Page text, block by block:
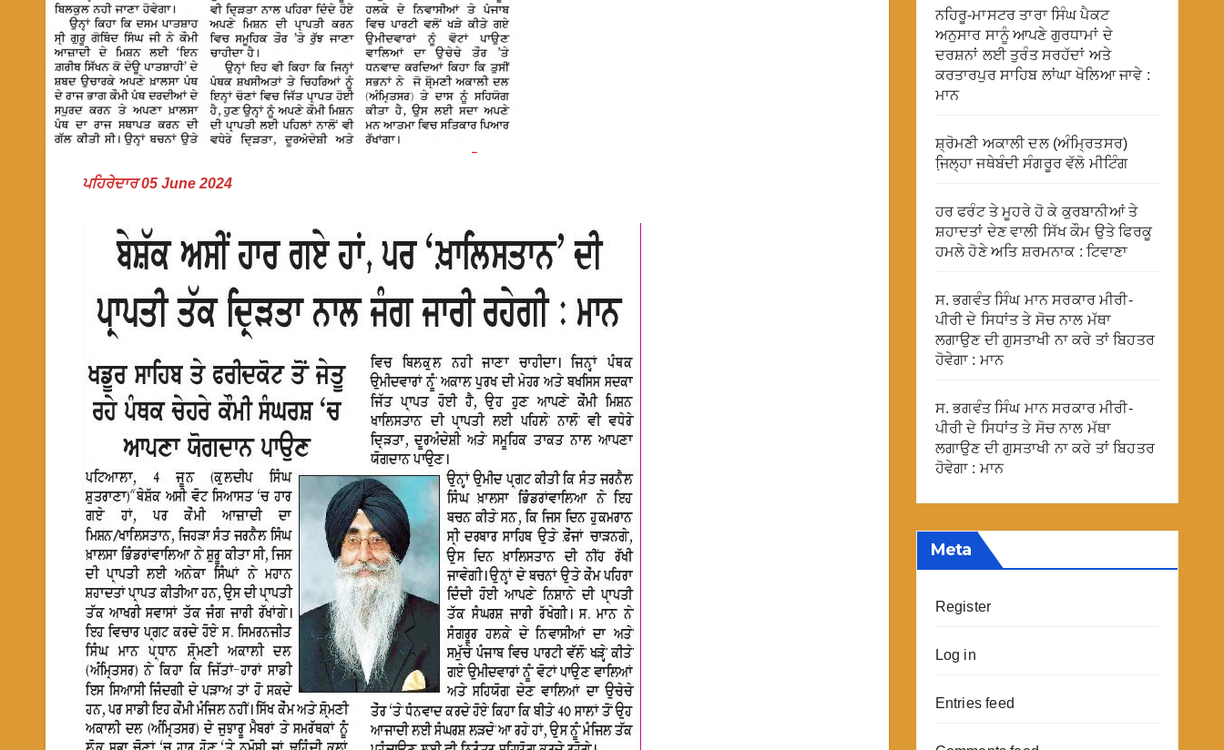
ਪਹਿਰੇਦਾਰ 05 June 2024
ਨਹਿਰੂ-ਮਾਸਟਰ ਤਾਰਾ ਸਿੰਘ ਪੈਕਟ
ਅਨੁਸਾਰ ਸਾਨੂੰ ਆਪਣੇ ਗੁਰਧਾਮਾਂ ਦੇ
ਦਰਸ਼ਨਾਂ ਲਈ ਤੁਰੰਤ ਸਰਹੱਦਾਂ ਅਤੇ
ਕਰਤਾਰਪੁਰ ਸਾਹਿਬ ਲਾਂਘਾ ਖੋਲਿਆ ਜਾਵੇ :
ਮਾਨ
ਸ਼੍ਰੋਮਣੀ ਅਕਾਲੀ ਦਲ (ਅੰਮ੍ਰਿਤਸਰ)
ਜਿ਼ਲ੍ਹਾ ਜਥੇਬੰਦੀ ਸੰਗਰੂਰ ਵੱਲੋ ਮੀਟਿੰਗ
ਹਰ ਫਰੰਟ ਤੇ ਮੂਹਰੇ ਹੋ ਕੇ ਕੁਰਬਾਨੀਆਂ ਤੇ
ਸ਼ਹਾਦਤਾਂ ਦੇਣ ਵਾਲੀ ਸਿੱਖ ਕੌਮ ਉਤੇ ਫਿਰਕੂ
ਹਮਲੇ ਹੋਣੇ ਅਤਿ ਸ਼ਰਮਨਾਕ : ਟਿਵਾਣਾ
ਸ. ਭਗਵੰਤ ਸਿੰਘ ਮਾਨ ਸਰਕਾਰ ਮੀਰੀ-
ਪੀਰੀ ਦੇ ਸਿਧਾਂਤ ਤੇ ਸੋਚ ਨਾਲ ਮੱਥਾ
ਲਗਾਉਣ ਦੀ ਗੁਸਤਾਖੀ ਨਾ ਕਰੇ ਤਾਂ ਬਿਹਤਰ
ਹੋਵੇਗਾ : ਮਾਨ
ਸ. ਭਗਵੰਤ ਸਿੰਘ ਮਾਨ ਸਰਕਾਰ ਮੀਰੀ-
ਪੀਰੀ ਦੇ ਸਿਧਾਂਤ ਤੇ ਸੋਚ ਨਾਲ ਮੱਥਾ
ਲਗਾਉਣ ਦੀ ਗੁਸਤਾਖੀ ਨਾ ਕਰੇ ਤਾਂ ਬਿਹਤਰ
ਹੋਵੇਗਾ : ਮਾਨ
Meta
Register
Log in
Entries feed